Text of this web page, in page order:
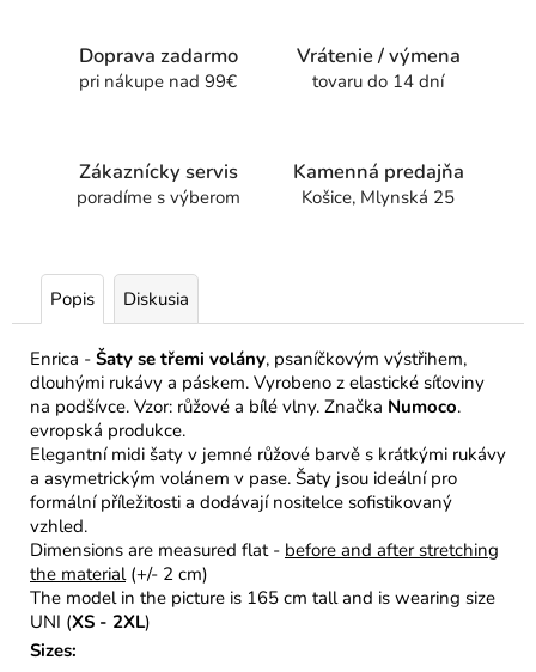
Doprava zadarmo
pri nákupe nad 99€
Vrátenie / výmena
tovaru do 14 dní
Zákaznícky servis
poradíme s výberom
Kamenná predajňa
Košice, Mlynská 25
Popis Diskusia
Enrica - Šaty se třemi volány, psaníčkovým výstřihem,
dlouhými rukávy a páskem. Vyrobeno z elastické síťoviny
na podšívce. Vzor: růžové a bílé vlny. Značka Numoco.
evropská produkce.
Elegantní midi šaty v jemné růžové barvě s krátkými rukávy
a asymetrickým volánem v pase. Šaty jsou ideální pro
formální příležitosti a dodávají nositelce sofistikovaný
vzhled.
Dimensions are measured flat - before and after stretching
the material(+/- 2 cm)
The model in the picture is 165 cm tall and is wearing size
UNI (XS - 2XL)
Sizes: